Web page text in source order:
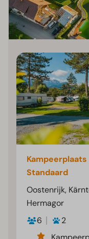
Kampeerplaats
Standaard
Oostenrijk,
Hermagor
6
2